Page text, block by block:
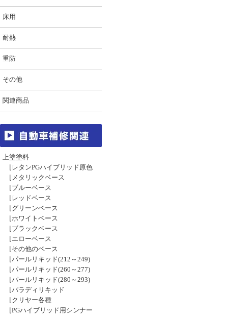
床用
耐熱
重防
その他
関連商品
上塗塗料
レタンPGハイブリッド原色
メタリックベース
ブルーベース
レッドベース
グリーンベース
ホワイトベース
ブラックベース
エローベース
その他のベース
パールリキッド(212～249)
パールリキッド(260～277)
パールリキッド(280～293)
パラディリキッド
クリヤー各種
PGハイブリッド用シンナー